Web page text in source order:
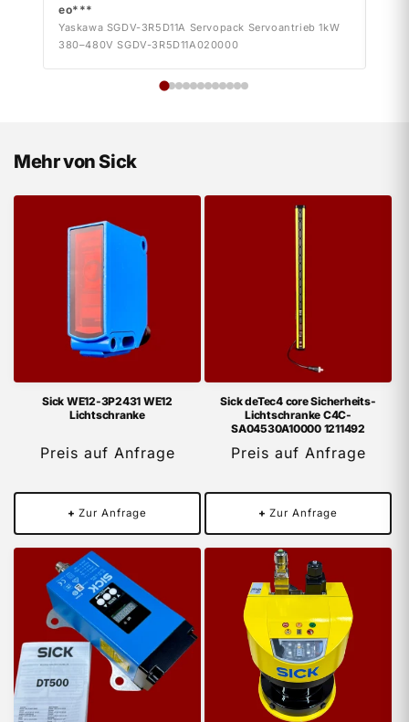
eo***
Yaskawa SGDV-3R5D11A Servopack Servoantrieb 1kW
380–480V SGDV-3R5D11A020000
Mehr von Sick
Sick WE12-3P2431 WE12
Lichtschranke
Preis auf Anfrage
+ Zur Anfrage
Sick deTec4 core Sicherheits-
Lichtschranke C4C-
SA04530A10000 1211492
Preis auf Anfrage
+ Zur Anfrage